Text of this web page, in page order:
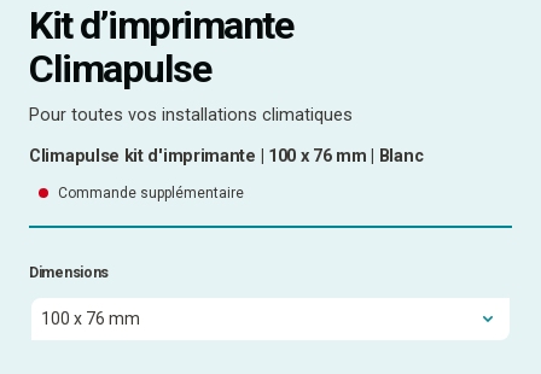
Kit d’imprimante
Climapulse
Pour toutes vos installations climatiques
Climapulse kit d'imprimante | 100 x 76 mm | Blanc
Commande supplémentaire
Dimensions